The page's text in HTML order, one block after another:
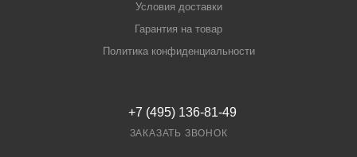
Условия доставки
Гарантия на товар
Политика конфиденциальности
+7 (495) 136-81-49
ЗАКАЗАТЬ ЗВОНОК